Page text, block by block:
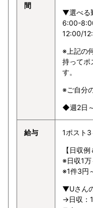
間
▼選べる
6:00-
12:00/
※上記の
持ってポ
す。
※ご自分
◆週2日
給与 1ポスト
【日収例
※日収1
※1件3円
▼Uさん
→日収：